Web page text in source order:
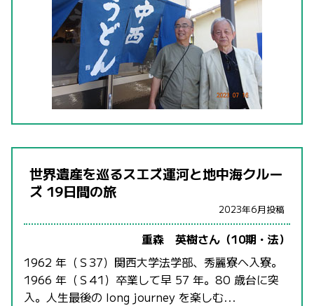
世界遺産を巡るスエズ運河と地中海クルー
ズ 19日間の旅
2023年6月投稿
重森 英樹さん（10期・法）
1962 年（Ｓ37）関西大学法学部、秀麗寮へ入寮。
1966 年（Ｓ41）卒業して早 57 年。80 歳台に突
入。人生最後の long journey を楽しむ...